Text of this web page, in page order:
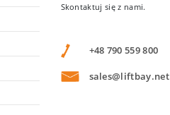
Skontaktuj się z nami.
+48 790 559 800
sales@liftbay.net